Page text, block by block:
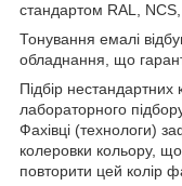
стандартом RAL, NCS,
Тонування емалі
обладнання, що
Підбір нестандартних
лабораторного
Фахівці (технологи)
колеровки кольору,
повторити цей колір